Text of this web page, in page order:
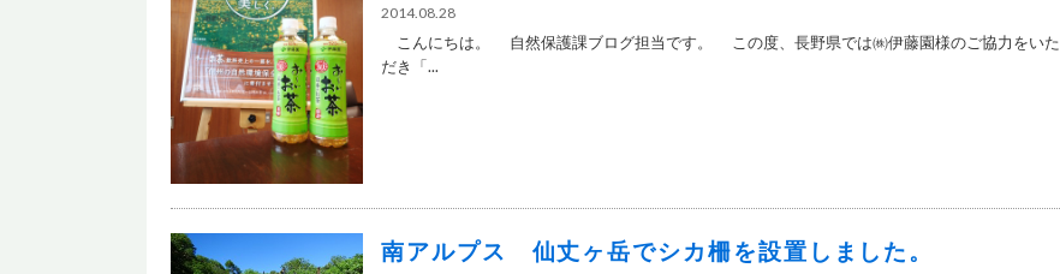
2014.08.28
こんにちは。 自然保護課ブログ担当です。 この度、長野県では㈱伊藤園様のご協力をいた
だき「...
南アルプス 仙丈ヶ岳でシカ柵を設置しました。